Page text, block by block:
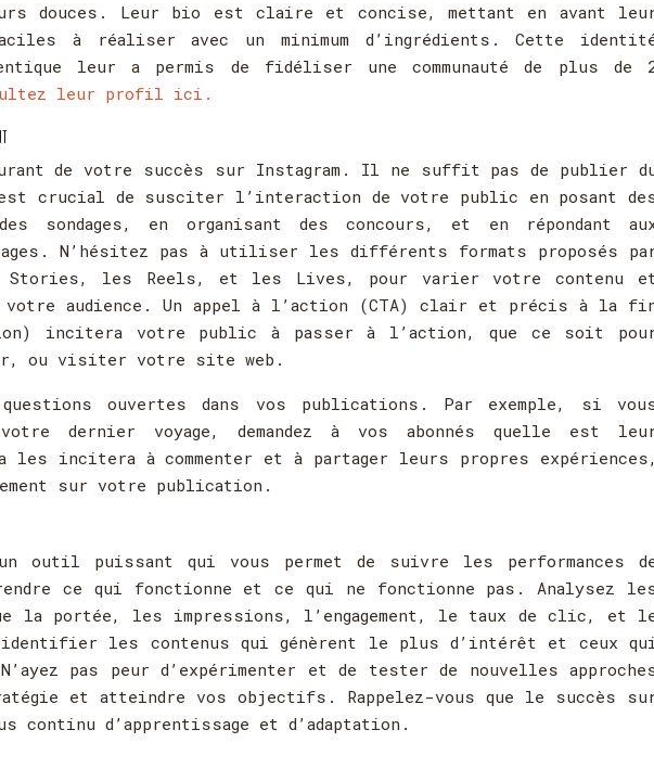
douces. Leur bio est claire et concise, mettant en avant
à réaliser avec un minimum d’ingrédients. Cette
leur a permis de fidéliser une communauté de plus de
leur profil ici.
de votre succès sur Instagram. Il ne suffit pas de publier
crucial de susciter l’interaction de votre public en posant
sondages, en organisant des concours, et en répondant
N’hésitez pas à utiliser les différents formats proposés
Stories, les Reels, et les Lives, pour varier votre contenu
audience. Un appel à l’action (CTA) clair et précis à la
incitera votre public à passer à l’action, que ce soit
ou visiter votre site web.
questions ouvertes dans vos publications. Par exemple, si
dernier voyage, demandez à vos abonnés quelle est
les incitera à commenter et à partager leurs propres expériences,
sur votre publication.
outil puissant qui vous permet de suivre les performances
ce qui fonctionne et ce qui ne fonctionne pas. Analysez
la portée, les impressions, l’engagement, le taux de clic, et
identifier les contenus qui génèrent le plus d’intérêt et ceux
pas peur d’expérimenter et de tester de nouvelles
et atteindre vos objectifs. Rappelez-vous que le succès
continu d’apprentissage et d’adaptation.